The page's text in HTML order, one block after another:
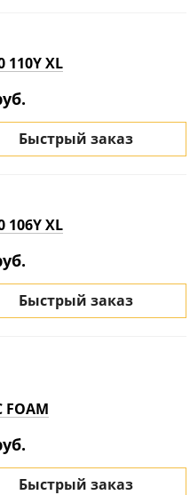
110Y XL
Быстрый заказ
106Y XL
Быстрый заказ
FOAM
Быстрый заказ